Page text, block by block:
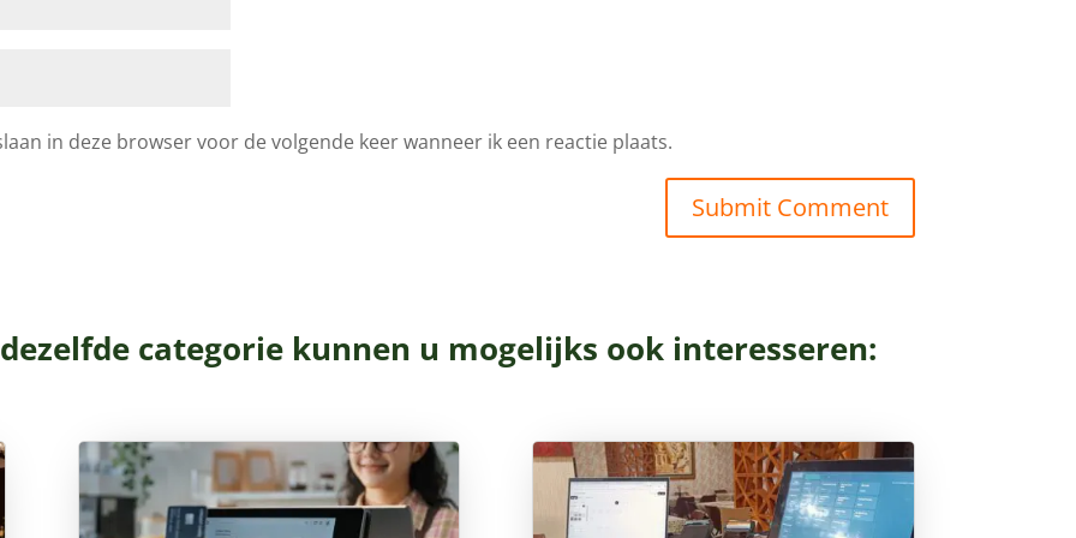
in deze browser voor de volgende keer wanneer ik een reactie plaats.
Submit Comment
categorie kunnen u mogelijks ook interesseren: